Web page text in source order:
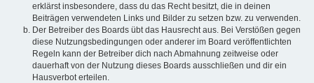
erklärst insbesondere, dass du das Recht besitzt, die in deinen
Beiträgen verwendeten Links und Bilder zu setzen bzw. zu verwenden.
Der Betreiber des Boards übt das Hausrecht aus. Bei Verstößen gegen
diese Nutzungsbedingungen oder anderer im Board veröffentlichten
Regeln kann der Betreiber dich nach Abmahnung zeitweise oder
dauerhaft von der Nutzung dieses Boards ausschließen und dir ein
Hausverbot erteilen.